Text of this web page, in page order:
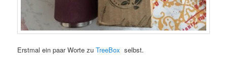
Erstmal ein paar Worte zuTreeBox selbst.